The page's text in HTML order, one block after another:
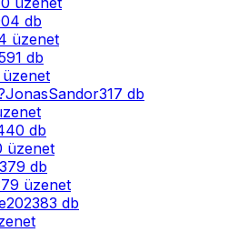
db
üzenet
db
üzenet
JonasSandor317 db
db
üzenet
db
üzenet
383 db